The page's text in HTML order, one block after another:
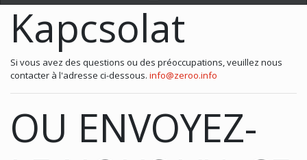
Kapcsolat
Si vous avez des questions ou des préoccupations, veuillez nous
contacter à l'adresse ci-dessous. info@zeroo.info
OU ENVOYEZ-